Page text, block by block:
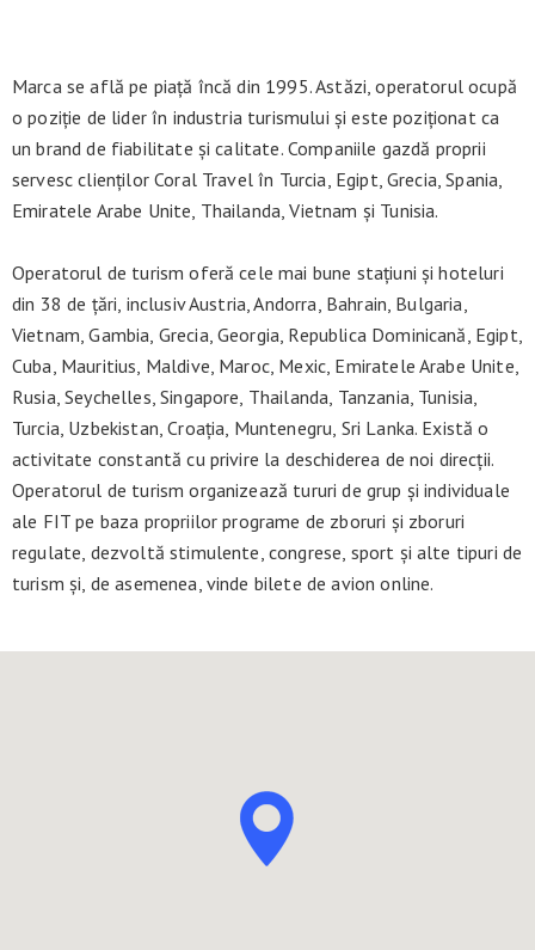
Marca se află pe piață încă din 1995. Astăzi, operatorul ocupă
o poziție de lider în industria turismului și este poziționat ca
un brand de fiabilitate și calitate. Companiile gazdă proprii
servesc clienților Coral Travel în Turcia, Egipt, Grecia, Spania,
Emiratele Arabe Unite, Thailanda, Vietnam și Tunisia.
Operatorul de turism oferă cele mai bune stațiuni și hoteluri
din 38 de țări, inclusiv Austria, Andorra, Bahrain, Bulgaria,
Vietnam, Gambia, Grecia, Georgia, Republica Dominicană, Egipt,
Cuba, Mauritius, Maldive, Maroc, Mexic, Emiratele Arabe Unite,
Rusia, Seychelles, Singapore, Thailanda, Tanzania, Tunisia,
Turcia, Uzbekistan, Croația, Muntenegru, Sri Lanka. Există o
activitate constantă cu privire la deschiderea de noi direcții.
Operatorul de turism organizează tururi de grup și individuale
ale FIT pe baza propriilor programe de zboruri și zboruri
regulate, dezvoltă stimulente, congrese, sport și alte tipuri de
turism și, de asemenea, vinde bilete de avion online.